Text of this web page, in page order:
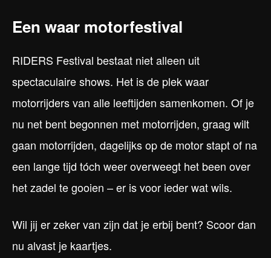
Een waar motorfestival
RIDERS Festival bestaat niet alleen uit
spectaculaire shows. Het is de plek waar
motorrijders van alle leeftijden samenkomen. Of je
nu net bent begonnen met motorrijden, graag wilt
gaan motorrijden, dagelijks op de motor stapt of na
een lange tijd tóch weer overweegt het been over
het zadel te gooien – er is voor ieder wat wils.
Wil jij er zeker van zijn dat je erbij bent? Scoor dan
nu alvast je kaartjes.